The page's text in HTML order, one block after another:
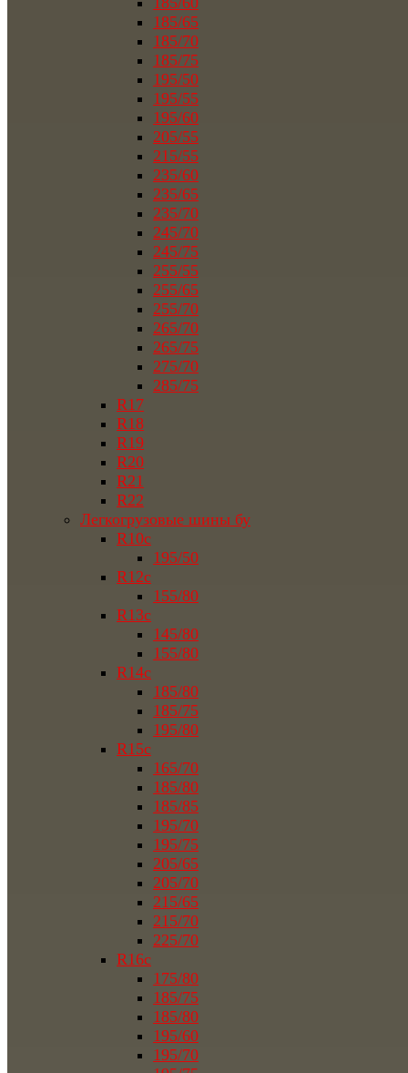
185/65
185/70
185/75
195/50
195/55
195/60
205/55
215/55
235/60
235/65
235/70
245/70
245/75
255/55
255/65
255/70
265/70
265/75
275/70
285/75
R17
R18
R19
R20
R21
R22
Легкогрузовые шины бу
R10c
195/50
R12c
155/80
R13c
145/80
155/80
R14c
185/80
185/75
195/80
R15c
165/70
185/80
185/85
195/70
195/75
205/65
205/70
215/65
215/70
225/70
R16c
175/80
185/75
185/80
195/60
195/70